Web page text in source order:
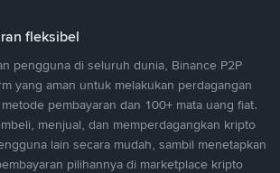
fleksibel
pengguna di seluruh dunia, Binance P2P
yang aman untuk melakukan perdagangan
pembayaran dan 100+ mata uang fiat.
menjual, dan memperdagangkan kripto
lain secara mudah, sambil menetapkan
pilihannya di marketplace kripto